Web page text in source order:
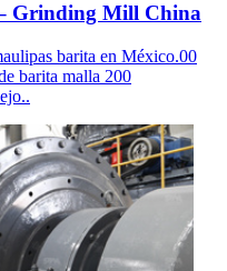
Grinding Mill China
barita en México.00
barita malla 200